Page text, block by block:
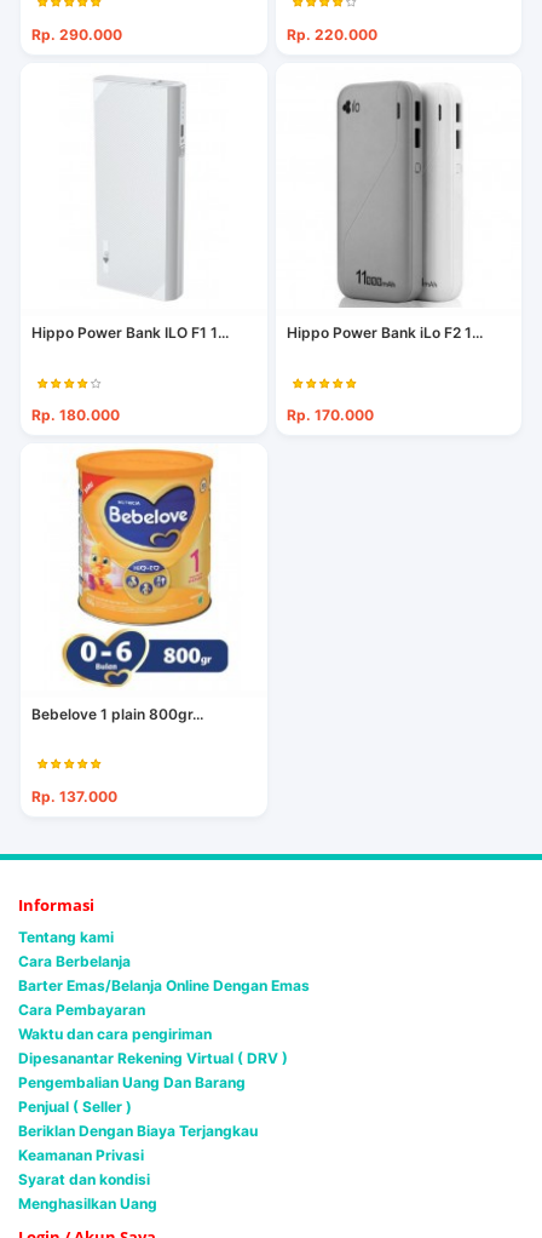
Rp. 290.000 Rp. 220.000
Hippo Power Bank ILO F1 1...
Rp. 180.000
Hippo Power Bank iLo F2 1...
Rp. 170.000
Bebelove 1 plain 800gr...
Rp. 137.000
Informasi
Tentang kami
Cara Berbelanja
Barter Emas/Belanja Online Dengan Emas
Cara Pembayaran
Waktu dan cara pengiriman
Dipesanantar Rekening Virtual ( DRV )
Pengembalian Uang Dan Barang
Penjual ( Seller )
Beriklan Dengan Biaya Terjangkau
Keamanan Privasi
Syarat dan kondisi
Menghasilkan Uang